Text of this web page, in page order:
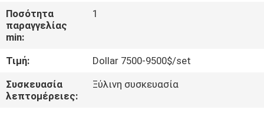
ΠΟΙΟΤΙΚΌΣ
ΈΛΕΓΧΟΣ
ΜΑΣ
ΕΛΆΤΕ
Ποσότητα
παραγγελίας
min:
1
Τιμή:
Dollar 7500-9500$/set
Συσκευασία
λεπτομέρειες:
Ξύλινη συσκευασία